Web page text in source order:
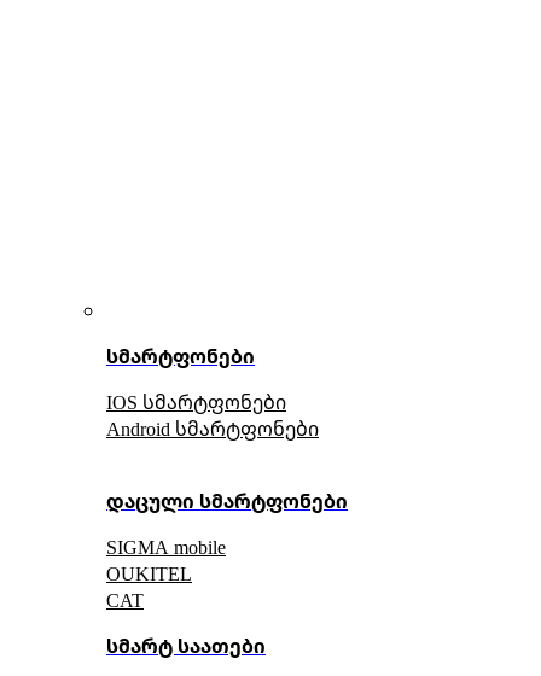
სმარტფონები
IOS სმარტფონები
Android სმარტფონები
დაცული სმარტფონები
SIGMA mobile
OUKITEL
CAT
სმარტ საათები